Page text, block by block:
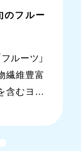
のフルー
ルーツ」
繊維豊富
含むヨー
ーグルト
整えてく